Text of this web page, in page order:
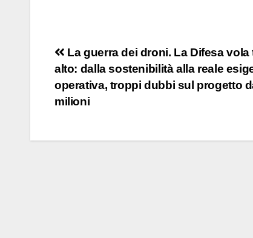
Navigazione
articoli
La guerra dei droni. La Difesa vola
alto: dalla sostenibilità alla reale
operativa, troppi dubbi sul progetto
milioni